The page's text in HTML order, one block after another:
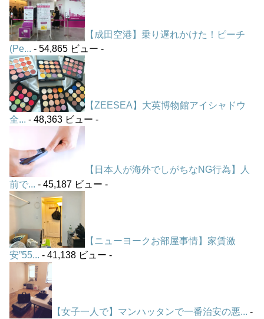
【成田空港】乗り遅れかけた！ピーチ
(Pe... - 54,865 ビュー -
【ZEESEA】大英博物館アイシャドウ
全... - 48,363 ビュー -
【日本人が海外でしがちなNG行為】人
前で... - 45,187 ビュー -
【ニューヨークお部屋事情】家賃激
安”55... - 41,138 ビュー -
【女子一人で】マンハッタンで一番治安の悪... -